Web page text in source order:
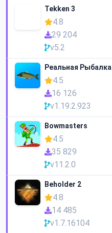
Tekken 3
4.8
29 204
v5.2
Реальная Рыбалка
4.5
16 126
v1.19.2.923
Bowmasters
4.5
35 829
v11.2.0
Beholder 2
4.8
14 485
v1.7.16104